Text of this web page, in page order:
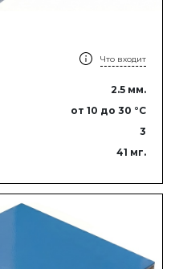
Что входит
2.5 мм.
от 10 до 30 °C
3
41 мг.